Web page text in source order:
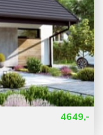
4649,-